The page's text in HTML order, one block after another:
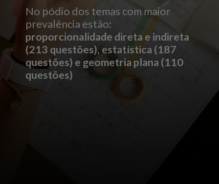
No pódio dos temas com maior
prevalência estão:
proporcionalidade direta e indireta
(213 questões), estatística (187
questões) e geometria plana (110
questões)